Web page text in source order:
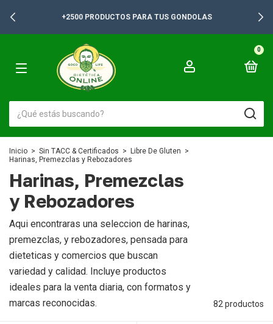
+2500 PRODUCTOS PARA TUS GONDOLAS
0
Inicio > Sin TACC & Certificados > Libre De Gluten >
Harinas, Premezclas y Rebozadores
Harinas, Premezclas
y Rebozadores
Aqui encontraras una seleccion de harinas,
premezclas, y rebozadores, pensada para
dieteticas y comercios que buscan
variedad y calidad. Incluye productos
ideales para la venta diaria, con formatos y
marcas reconocidas.
82 productos